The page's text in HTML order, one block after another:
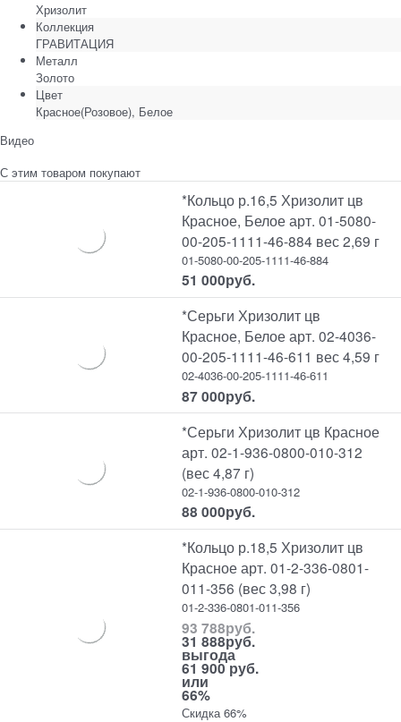
Хризолит
Коллекция
ГРАВИТАЦИЯ
Металл
Золото
Цвет
Красное(Розовое), Белое
Видео
С этим товаром покупают
*Кольцо р.16,5 Хризолит цв
Красное, Белое арт. 01-5080-
00-205-1111-46-884 вес 2,69 г
01-5080-00-205-1111-46-884
51 000руб.
*Серьги Хризолит цв
Красное, Белое арт. 02-4036-
00-205-1111-46-611 вес 4,59 г
02-4036-00-205-1111-46-611
87 000руб.
*Серьги Хризолит цв Красное
арт. 02-1-936-0800-010-312
(вес 4,87 г)
02-1-936-0800-010-312
88 000руб.
*Кольцо р.18,5 Хризолит цв
Красное арт. 01-2-336-0801-
011-356 (вес 3,98 г)
01-2-336-0801-011-356
93 788руб.
31 888руб.
выгода
61 900 руб.
или
66%
Скидка 66%